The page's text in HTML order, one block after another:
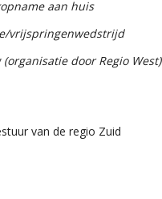
aan huis
vrijspringenwedstrijd
door Regio West)
van de regio Zuid